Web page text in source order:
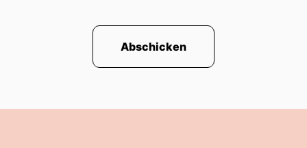
Abschicken